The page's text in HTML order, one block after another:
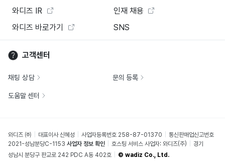
와디즈 IR
인재 채용
와디즈 바로가기
SNS
고객센터
채팅 상담 문의 등록
도움말 센터
와디즈 ㈜ 대표이사 신혜성 사업자등록번호 258-87-01370
통신판매업신고번호
2021-성남분당C-1153 사업자 정보 확인 호스팅 서비스 사업자: 와디즈(주)
경기
성남시 분당구 판교로 242 PDC A동 402호
© wadiz Co., Ltd.